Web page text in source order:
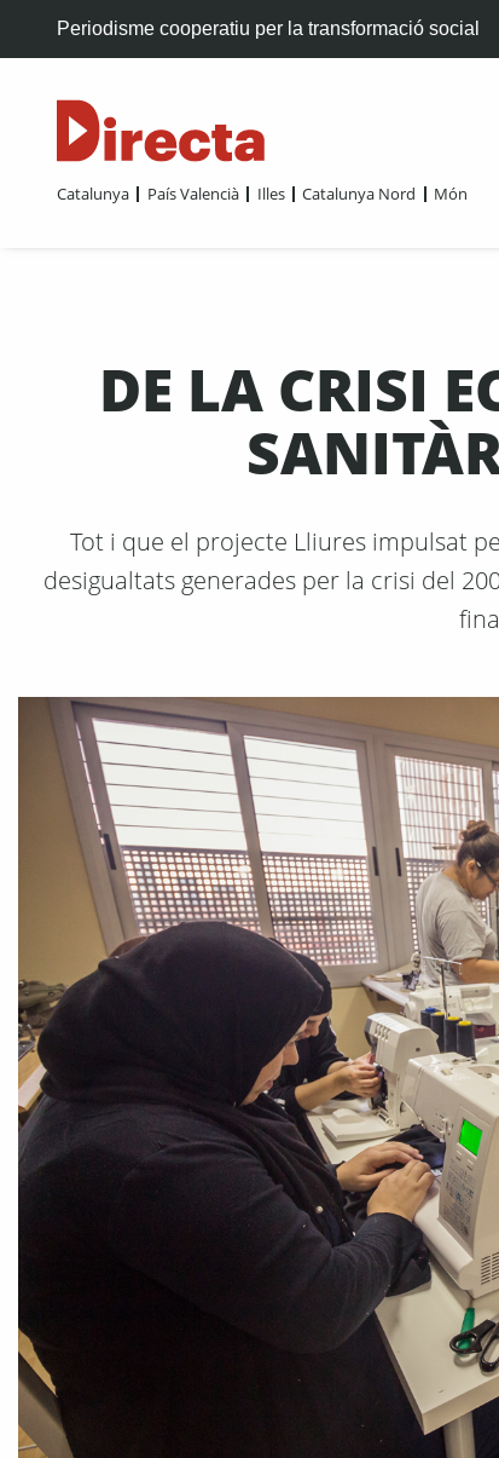
Periodisme cooperatiu per la transformació social
Catalunya País Valencià Illes Catalunya Nord Món
DE LA CRISI
Tot i que el projecte Lliures impulsat
desigualtats generades per la crisi del